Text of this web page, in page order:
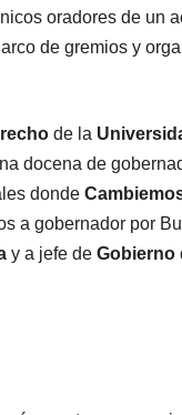
oradores de un
de gremios y
de la
docena de
donde
a gobernador por
y a jefe de Gobierno